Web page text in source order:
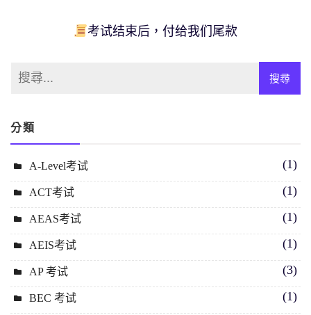
考试结束后，付给我们尾款
分類
A-Level考试 (1)
ACT考试 (1)
AEAS考试 (1)
AEIS考试 (1)
AP 考试 (3)
BEC 考试 (1)